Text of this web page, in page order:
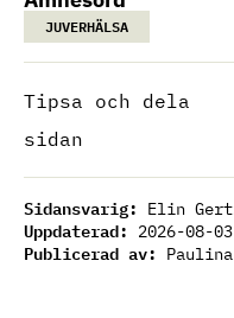
JUVERHÄLSA
Tipsa och dela
sidan
Sidansvarig: Elin
Uppdaterad: 2026-08-03
Publicerad av: